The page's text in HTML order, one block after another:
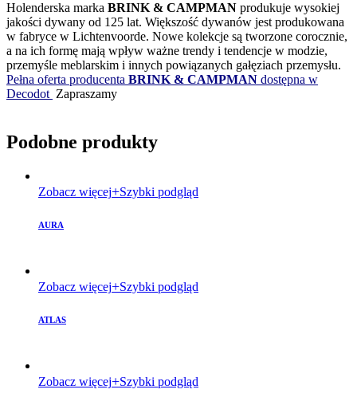
Holenderska marka BRINK & CAMPMAN produkuje wysokiej
jakości dywany od 125 lat. Większość dywanów jest produkowana
w fabryce w Lichtenvoorde. Nowe kolekcje są tworzone corocznie,
a na ich formę mają wpływ ważne trendy i tendencje w modzie,
przemyśle meblarskim i innych powiązanych gałęziach przemysłu.
Pełna oferta producenta BRINK & CAMPMAN dostępna w
Decodot Zapraszamy
Podobne produkty
Zobacz więcej Szybki podgląd
AURA
Zobacz więcej Szybki podgląd
ATLAS
Zobacz więcej Szybki podgląd